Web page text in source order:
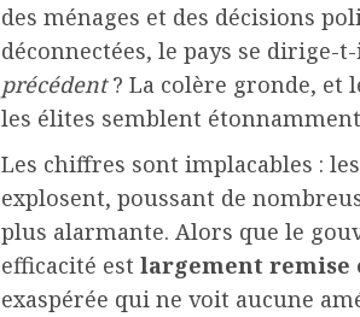
des ménages et des décisions
déconnectées, le pays se
précédent? La colère gronde, et
les élites semblent
Les chiffres sont implacables :
explosent, poussant de
plus alarmante. Alors que le
efficacité est largement remise
exaspérée qui ne voit aucune